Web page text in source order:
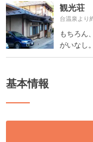
観光荘
台温泉より
もちろ
がいなし
基本情報